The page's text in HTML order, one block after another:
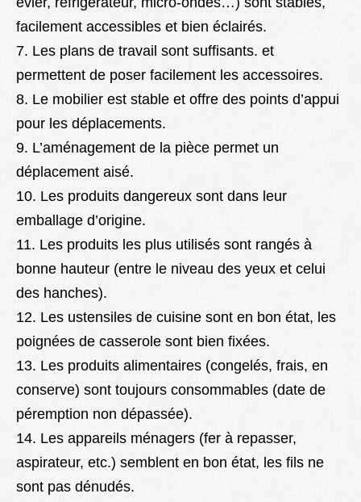
facilement accessibles et bien éclairés.
7. Les plans de travail sont suffisants. et
permettent de poser facilement les accessoires.
8. Le mobilier est stable et offre des points d’appui
pour les déplacements.
9. L’aménagement de la pièce permet un
déplacement aisé.
10. Les produits dangereux sont dans leur
emballage d’origine.
11. Les produits les plus utilisés sont rangés à
bonne hauteur (entre le niveau des yeux et celui
des hanches).
12. Les ustensiles de cuisine sont en bon état, les
poignées de casserole sont bien fixées.
13. Les produits alimentaires (congelés, frais, en
conserve) sont toujours consommables (date de
péremption non dépassée).
14. Les appareils ménagers (fer à repasser,
aspirateur, etc.) semblent en bon état, les fils ne
sont pas dénudés.